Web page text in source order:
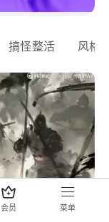
搞怪整活 风格
会员 菜单